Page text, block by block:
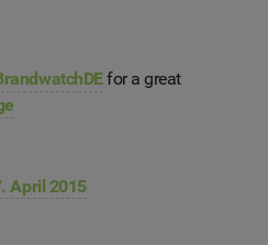
for a great
April 2015